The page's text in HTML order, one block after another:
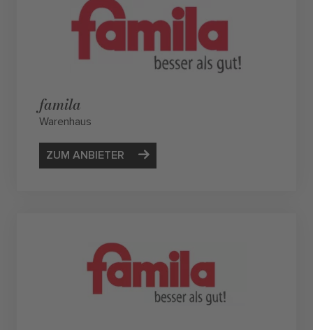
famila
Warenhaus
ZUM ANBIETER